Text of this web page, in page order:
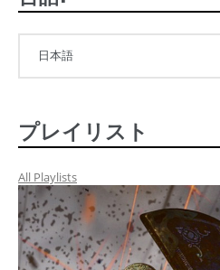
プレイリスト
All Playlists